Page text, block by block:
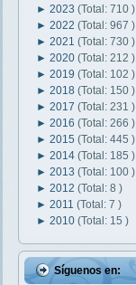
► 2023 (Total: 710 )
► 2022 (Total: 967 )
► 2021 (Total: 730 )
► 2020 (Total: 212 )
► 2019 (Total: 102 )
► 2018 (Total: 150 )
► 2017 (Total: 231 )
► 2016 (Total: 266 )
► 2015 (Total: 445 )
► 2014 (Total: 185 )
► 2013 (Total: 100 )
► 2012 (Total: 8 )
► 2011 (Total: 7 )
► 2010 (Total: 15 )
Síguenos en: